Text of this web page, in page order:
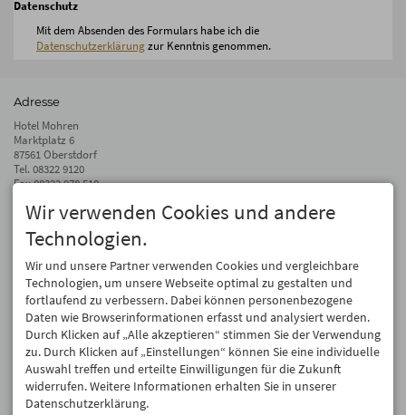
Datenschutz
Mit dem Absenden des Formulars habe ich die
Datenschutzerklärungzur Kenntnis genommen.
Adresse
Hotel Mohren
Marktplatz 6
87561 Oberstdorf
Tel. 08322 9120
Fax 08322 978 510
info@hotel-mohren.de
Auf dem Laufenden bleiben
Wir geben Ihre E-Mail-Adresse nicht weiter. Wir mögen auch keinen Spam.
Versprochen! Eine Abmeldung ist jederzeit möglich.
Anmelden
Wir verwenden Cookies und andere
Technologien.
Wir und unsere Partner verwenden Cookies und vergleichbare
Technologien, um unsere Webseite optimal zu gestalten und
fortlaufend zu verbessern. Dabei können personenbezogene
Daten wie Browserinformationen erfasst und analysiert werden.
Durch Klicken auf „Alle akzeptieren“ stimmen Sie der Verwendung
zu. Durch Klicken auf „Einstellungen“ können Sie eine individuelle
Auswahl treffen und erteilte Einwilligungen für die Zukunft
widerrufen. Weitere Informationen erhalten Sie in unserer
Datenschutzerklärung.